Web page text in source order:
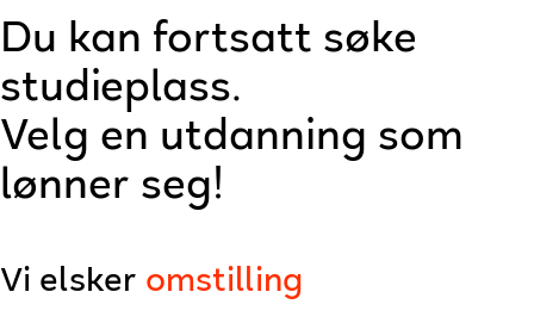
Du kan fortsatt søke
studieplass.
Velg en utdanning som
lønner seg!
Vi elsker
teknologi
kreativitet
AI
næringslivet